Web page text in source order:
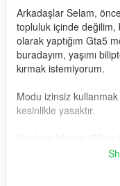
Arkadaşlar Selam,
topluluk içinde değilim,
olarak yaptığım Gta5
buradayım, yaşımı
kırmak istemiyorum.
Modu izinsiz
kesinlikle yasaktır.
Teşekkürler, Adamsın.